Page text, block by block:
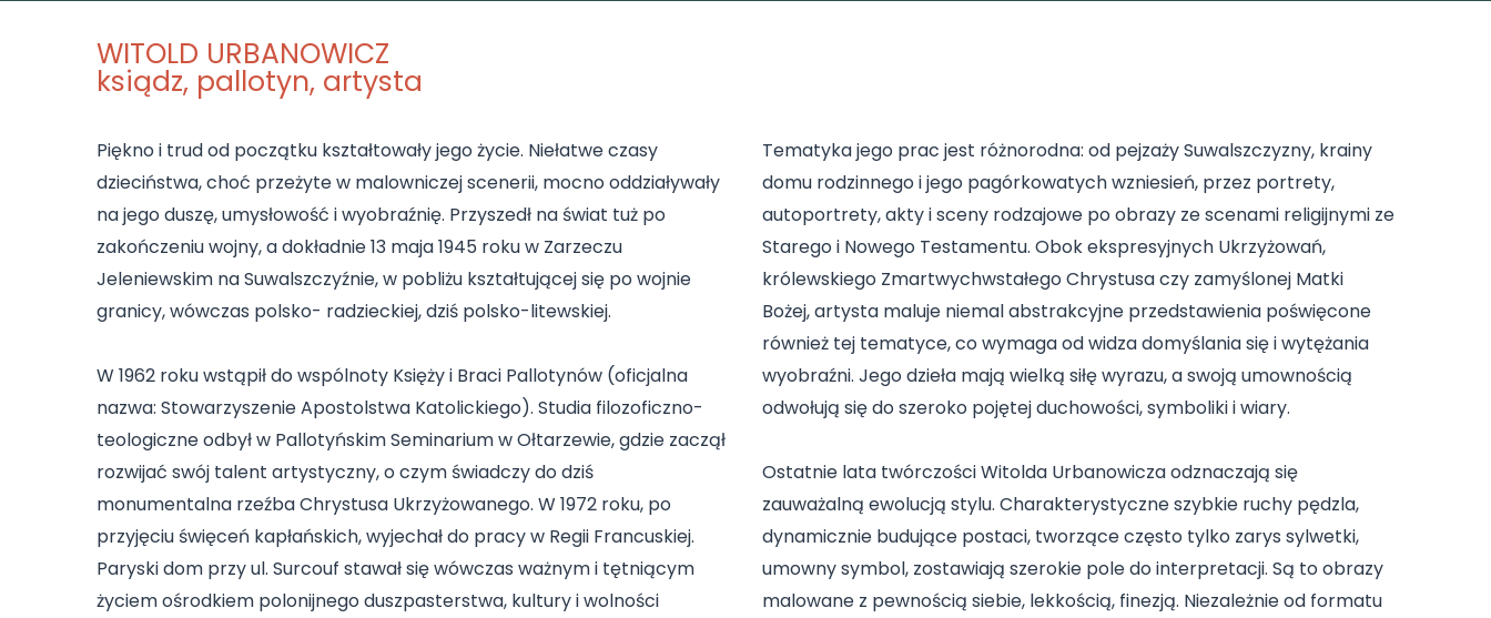
WITOLD URBANOWICZ
ksiądz, pallotyn, artysta
Piękno i trud od początku kształtowały jego życie. Niełatwe czasy
dzieciństwa, choć przeżyte w malowniczej scenerii, mocno oddziaływały
na jego duszę, umysłowość i wyobraźnię. Przyszedł na świat tuż po
zakończeniu wojny, a dokładnie 13 maja 1945 roku w Zarzeczu
Jeleniewskim na Suwalszczyźnie, w pobliżu kształtującej się po wojnie
granicy, wówczas polsko- radzieckiej, dziś polsko-litewskiej.
W 1962 roku wstąpił do wspólnoty Księży i Braci Pallotynów (oficjalna
nazwa: Stowarzyszenie Apostolstwa Katolickiego). Studia filozoficzno-
teologiczne odbył w Pallotyńskim Seminarium w Ołtarzewie, gdzie zaczął
rozwijać swój talent artystyczny, o czym świadczy do dziś
monumentalna rzeźba Chrystusa Ukrzyżowanego. W 1972 roku, po
przyjęciu święceń kapłańskich, wyjechał do pracy w Regii Francuskiej.
Paryski dom przy ul. Surcouf stawał się wówczas ważnym i tętniącym
życiem ośrodkiem polonijnego duszpasterstwa, kultury i wolności
Tematyka jego prac jest różnorodna: od pejzaży Suwalszczyzny, krainy
domu rodzinnego i jego pagórkowatych wzniesień, przez portrety,
autoportrety, akty i sceny rodzajowe po obrazy ze scenami religijnymi ze
Starego i Nowego Testamentu. Obok ekspresyjnych Ukrzyżowań,
królewskiego Zmartwychwstałego Chrystusa czy zamyślonej Matki
Bożej, artysta maluje niemal abstrakcyjne przedstawienia poświęcone
również tej tematyce, co wymaga od widza domyślania się i wytężania
wyobraźni. Jego dzieła mają wielką siłę wyrazu, a swoją umownością
odwołują się do szeroko pojętej duchowości, symboliki i wiary.
Ostatnie lata twórczości Witolda Urbanowicza odznaczają się
zauważalną ewolucją stylu. Charakterystyczne szybkie ruchy pędzla,
dynamicznie budujące postaci, tworzące często tylko zarys sylwetki,
umowny symbol, zostawiają szerokie pole do interpretacji. Są to obrazy
malowane z pewnością siebie, lekkością, finezją. Niezależnie od formatu